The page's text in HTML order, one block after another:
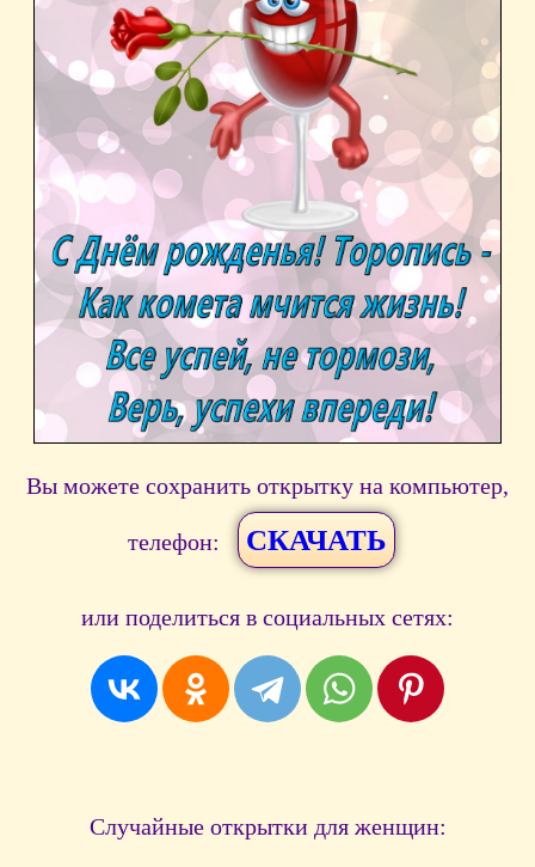
Вы можете сохранить открытку на компьютер,
телефон: СКАЧАТЬ
или поделиться в социальных сетях:
Случайные открытки для женщин: